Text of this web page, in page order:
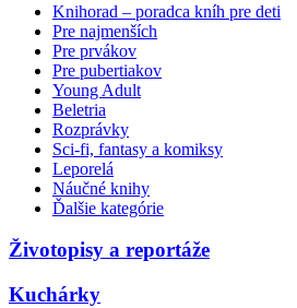
Knihorad – poradca kníh pre deti
Pre najmenších
Pre prvákov
Pre pubertiakov
Young Adult
Beletria
Rozprávky
Sci-fi, fantasy a komiksy
Leporelá
Náučné knihy
Ďalšie kategórie
Životopisy a reportáže
Kuchárky